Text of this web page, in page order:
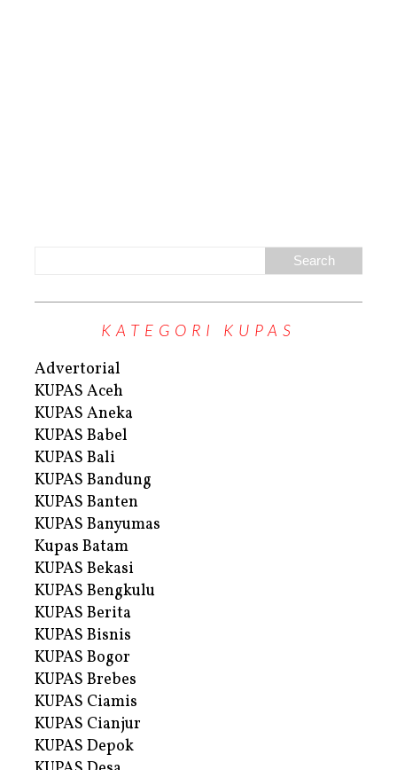
KATEGORI KUPAS
Advertorial
KUPAS Aceh
KUPAS Aneka
KUPAS Babel
KUPAS Bali
KUPAS Bandung
KUPAS Banten
KUPAS Banyumas
Kupas Batam
KUPAS Bekasi
KUPAS Bengkulu
KUPAS Berita
KUPAS Bisnis
KUPAS Bogor
KUPAS Brebes
KUPAS Ciamis
KUPAS Cianjur
KUPAS Depok